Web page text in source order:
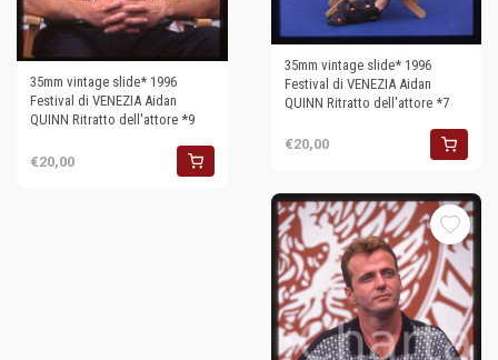
35mm vintage slide* 1996
Festival di VENEZIA Aidan
QUINN Ritratto dell'attore *7
€20,00
35mm vintage slide* 1996
Festival di VENEZIA Aidan
QUINN Ritratto dell'attore *9
€20,00